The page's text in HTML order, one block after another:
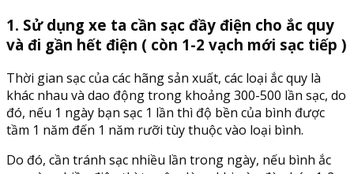
1. Sử dụng xe ta cần sạc đầy điện cho ắc quy
và đi gần hết điện ( còn 1-2 vạch mới sạc tiếp )
Thời gian sạc của các hãng sản xuất, các loại ắc quy là
khác nhau và dao động trong khoảng 300-500 lần sạc, do
đó, nếu 1 ngày bạn sạc 1 lần thì độ bền của bình được
tầm 1 năm đến 1 năm rưỡi tùy thuộc vào loại bình.
Do đó, cần tránh sạc nhiều lần trong ngày, nếu bình ắc